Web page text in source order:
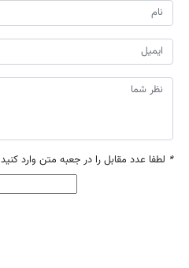
* لطفا عدد مقابل را در جعبه متن وارد کنید